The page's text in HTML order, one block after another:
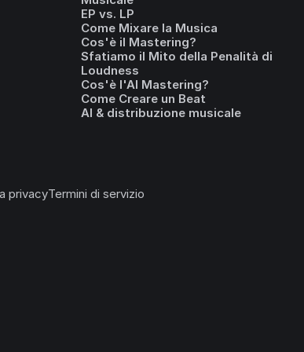
EP vs. LP
Come Mixare la Musica
Cos'è il Mastering?
Sfatiamo il Mito della Penalità di
Loudness
Cos'è l'AI Mastering?
Come Creare un Beat
AI & distribuzione musicale
privacyTermini di servizio